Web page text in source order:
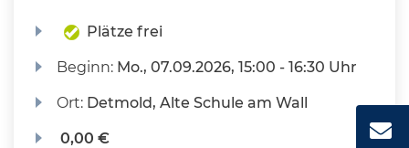
Plätze frei
Beginn: Mo., 07.09.2026, 15:00 - 16:30 Uhr
Ort: Detmold, Alte Schule am Wall
0,00 €